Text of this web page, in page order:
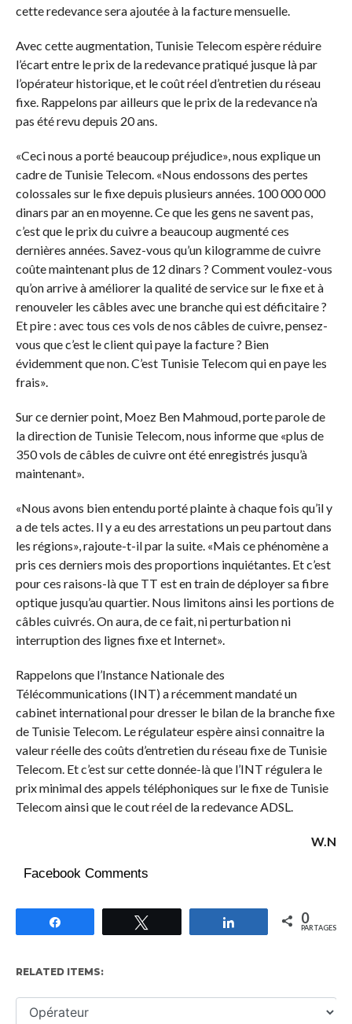
cette redevance sera ajoutée à la facture mensuelle.
Avec cette augmentation, Tunisie Telecom espère réduire
l’écart entre le prix de la redevance pratiqué jusque là par
l’opérateur historique, et le coût réel d’entretien du réseau
fixe. Rappelons par ailleurs que le prix de la redevance n’a
pas été revu depuis 20 ans.
«Ceci nous a porté beaucoup préjudice», nous explique un
cadre de Tunisie Telecom. «Nous endossons des pertes
colossales sur le fixe depuis plusieurs années. 100 000 000
dinars par an en moyenne. Ce que les gens ne savent pas,
c’est que le prix du cuivre a beaucoup augmenté ces
dernières années. Savez-vous qu’un kilogramme de cuivre
coûte maintenant plus de 12 dinars ? Comment voulez-vous
qu’on arrive à améliorer la qualité de service sur le fixe et à
renouveler les câbles avec une branche qui est déficitaire ?
Et pire : avec tous ces vols de nos câbles de cuivre, pensez-
vous que c’est le client qui paye la facture ? Bien
évidemment que non. C’est Tunisie Telecom qui en paye les
frais».
Sur ce dernier point, Moez Ben Mahmoud, porte parole de
la direction de Tunisie Telecom, nous informe que «plus de
350 vols de câbles de cuivre ont été enregistrés jusqu’à
maintenant».
«Nous avons bien entendu porté plainte à chaque fois qu’il y
a de tels actes. Il y a eu des arrestations un peu partout dans
les régions», rajoute-t-il par la suite. «Mais ce phénomène a
pris ces derniers mois des proportions inquiétantes. Et c’est
pour ces raisons-là que TT est en train de déployer sa fibre
optique jusqu’au quartier. Nous limitons ainsi les portions de
câbles cuivrés. On aura, de ce fait, ni perturbation ni
interruption des lignes fixe et Internet».
Rappelons que l’Instance Nationale des
Télécommunications (INT) a récemment mandaté un
cabinet international pour dresser le bilan de la branche fixe
de Tunisie Telecom. Le régulateur espère ainsi connaitre la
valeur réelle des coûts d’entretien du réseau fixe de Tunisie
Telecom. Et c’est sur cette donnée-là que l’INT régulera le
prix minimal des appels téléphoniques sur le fixe de Tunisie
Telecom ainsi que le cout réel de la redevance ADSL.
W.N
Facebook Comments
Partagez 0
PARTAGES
RELATED ITEMS: